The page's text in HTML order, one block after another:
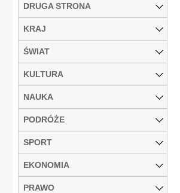
DRUGA STRONA
KRAJ
ŚWIAT
KULTURA
NAUKA
PODRÓŻE
SPORT
EKONOMIA
PRAWO